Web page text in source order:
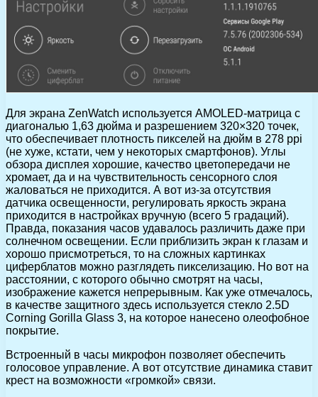
Для экрана ZenWatch используется AMOLED-матрица с
диагональю 1,63 дюйма и разрешением 320×320 точек,
что обеспечивает плотность пикселей на дюйм в 278 ppi
(не хуже, кстати, чем у некоторых смартфонов). Углы
обзора дисплея хорошие, качество цветопередачи не
хромает, да и на чувствительность сенсорного слоя
жаловаться не приходится. А вот из-за отсутствия
датчика освещенности, регулировать яркость экрана
приходится в настройках вручную (всего 5 градаций).
Правда, показания часов удавалось различить даже при
солнечном освещении. Если приблизить экран к глазам и
хорошо присмотреться, то на сложных картинках
циферблатов можно разглядеть пикселизацию. Но вот на
расстоянии, с которого обычно смотрят на часы,
изображение кажется непрерывным. Как уже отмечалось,
в качестве защитного здесь используется стекло 2.5D
Corning Gorilla Glass 3, на которое нанесено олеофобное
покрытие.
Встроенный в часы микрофон позволяет обеспечить
голосовое управление. А вот отсутствие динамика ставит
крест на возможности «громкой» связи.